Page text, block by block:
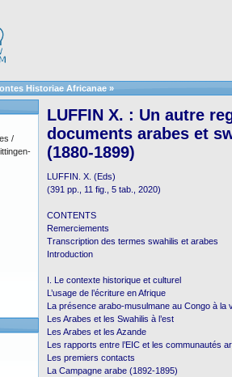
Historiae Africanae »
LUFFIN X. : Un autre
documents arabes et
(1880-1899)
LUFFIN. X. (Eds)
(391 pp., 11 fig., 5 tab., 2020)
CONTENTS
Remerciements
Transcription des termes swahilis et arabes
Introduction
I. Le contexte historique et culturel
L’usage de l’écriture en Afrique
La présence arabo-musulmane au Congo à la
Les Arabes et les Swahilis à l’est
Les Arabes et les Azande
Les rapports entre l’EIC et les communautés
Les premiers contacts
La Campagne arabe (1892-1895)
/